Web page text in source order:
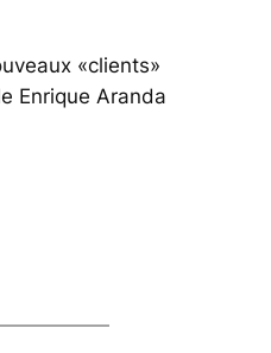
«clients»
Enrique Aranda